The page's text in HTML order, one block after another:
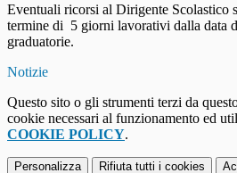
Eventuali ricorsi al Dirigente Scolastico
termine di 5 giorni lavorativi dalla data
graduatorie.
Notizie
Questo sito o gli strumenti terzi da
cookie necessari al funzionamento ed
COOKIE POLICY.
Personalizza Rifiuta tutti i cookies